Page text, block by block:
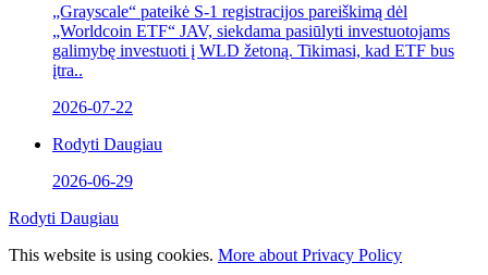
„Grayscale“ pateikė S-1 registracijos pareiškimą dėl
„Worldcoin ETF“ JAV, siekdama pasiūlyti investuotojams
galimybę investuoti į WLD žetoną. Tikimasi, kad ETF bus
įtra..
2026-07-22
Rodyti Daugiau
2026-06-29
Rodyti Daugiau
This website is using cookies. More about Privacy Policy